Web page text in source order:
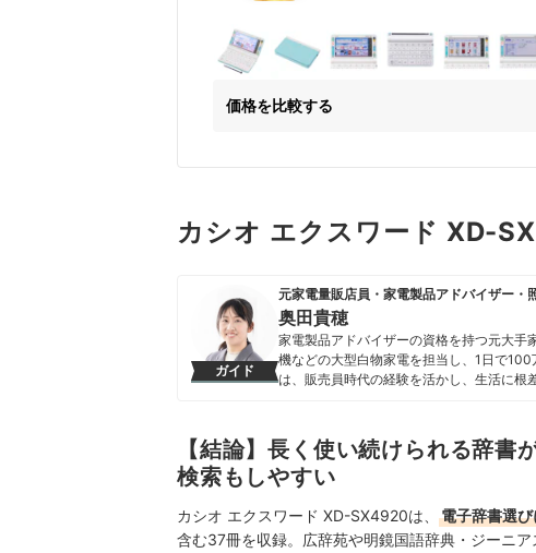
価格を比較する
カシオ エクスワード XD-
ガイド
元家電量販店員・家電製品アドバイザー・
奥田貴穂
家電製品アドバイザーの資格を持つ元大手
機などの大型白物家電を担当し、1日で
は、販売員時代の経験を活かし、生活に
コンテンツ制作を心掛けている。
奥田貴穂のプロフィール
【結論】長く使い続けられる辞書
検索もしやすい
カシオ エクスワード XD-SX4920は、 電子辞書選
含む37冊を収録。 広辞苑や明鏡国語辞典・ジーニア